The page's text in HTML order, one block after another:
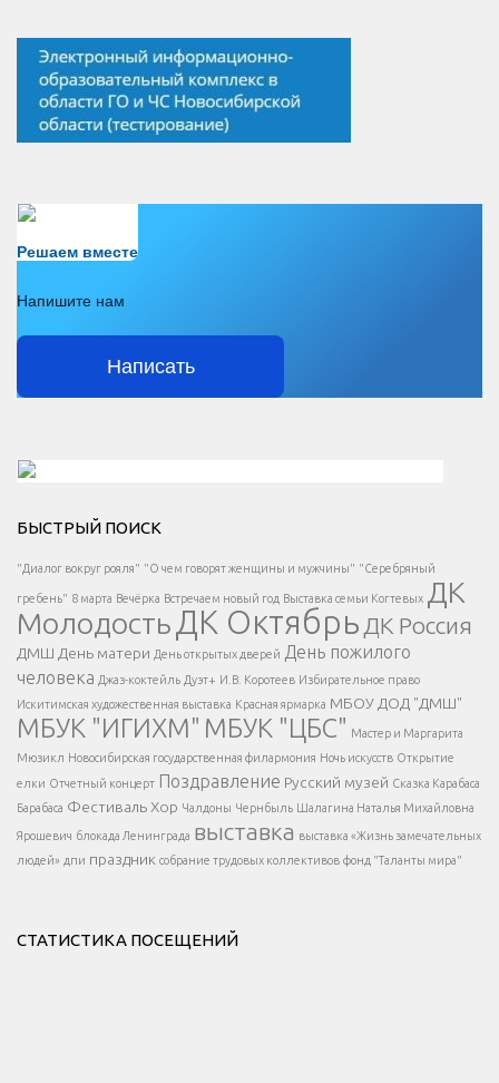
Решаем вместе
Напишите нам
Написать
Есть вопрос?
Напишите нам
</span >
</div >
Написать
</button >
</div >
</div > </div >
БЫСТРЫЙ ПОИСК
"Диалог вокруг рояля" "О чем говорят женщины и мужчины" "Серебряный
гребень" 8 марта Вечёрка Встречаем новый год Выставка семьи Когтевых ДК
МолодостьДК Октябрь ДК Россия
ДМШ День матери День открытых дверей День пожилого
человека Джаз-коктейль Дуэт+ И.В. Коротеев Избирательное право
Искитимская художественная выставка Красная ярмарка МБОУ ДОД "ДМШ"
МБУК "ИГИХМ" МБУК "ЦБС" Мастер и Маргарита
Мюзикл Новосибирская государственная филармония Ночь искусств Открытие
елки Отчетный концерт Поздравление Русский музей Сказка Карабаса
Барабаса ФестивальХор Чалдоны Чернбыль Шалагина Наталья Михайловна
Ярошевич блокада Ленинграда выставка выставка «Жизнь замечательных
людей» дпи праздник собрание трудовых коллективов фонд "Таланты мира"
СТАТИСТИКА ПОСЕЩЕНИЙ